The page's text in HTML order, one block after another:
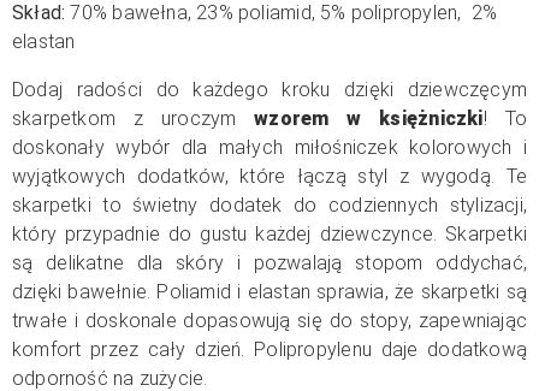
Skład: 70% bawełna, 23% poliamid, 5% polipropylen, 2%
elastan
Dodaj radości do każdego kroku dzięki dziewczęcym
skarpetkom z uroczymwzorem w księżniczki! To
doskonały wybór dla małych miłośniczek kolorowych i
wyjątkowych dodatków, które łączą styl z wygodą. Te
skarpetki to świetny dodatek do codziennych stylizacji,
który przypadnie do gustu każdej dziewczynce. Skarpetki
są delikatne dla skóry i pozwalają stopom oddychać,
dzięki bawełnie. Poliamid i elastan sprawia, że skarpetki są
trwałe i doskonale dopasowują się do stopy, zapewniając
komfort przez cały dzień. Polipropylenu daje dodatkową
odporność na zużycie.